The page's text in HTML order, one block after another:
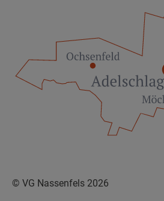
© VG Nassenfels 2026